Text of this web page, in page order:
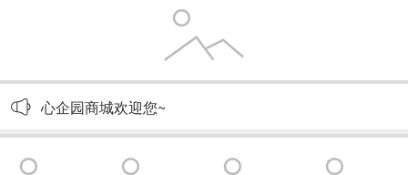
心企园商城欢迎您~